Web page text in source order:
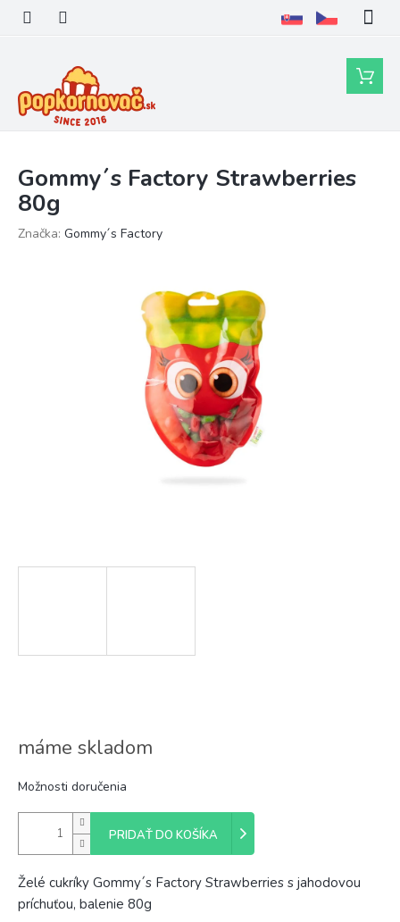
Prejsť
obsah
Nákupný
košík
Gommy´s Factory Strawberries
80g
Značka: Gommy´s Factory
máme skladom
Možnosti doručenia
PRIDAŤ DO KOŠÍKA
Želé cukríky Gommy´s Factory Strawberries s jahodovou
príchuťou, balenie 80g